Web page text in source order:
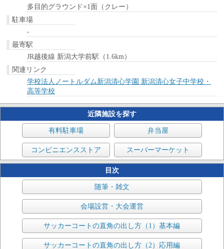
多目的グラウンド×1面（クレー）
駐車場
-
最寄駅
JR越後線 新潟大学前駅（1.6km）
関連リンク
学校法人ノートルダム新潟清心学園 新潟清心女子中学校・
高等学校
近隣施設を探す
有料駐車場 弁当屋
コンビニエンスストア スーパーマーケット
目次
随筆・雑文
会場設営・大会運営
サッカーコートの直角の出し方（1）基本編
サッカーコートの直角の出し方（2）応用編